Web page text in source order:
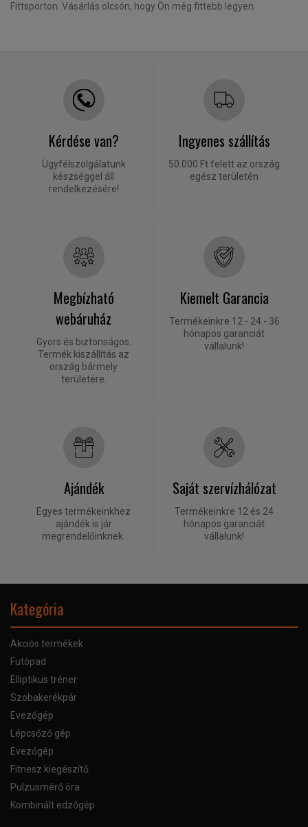
Fittsporton. Vásárlás olcsón, hogy Ön még fittebb legyen.
Kérdése van?
Ügyfélszolgálatunk
készséggel áll
rendelkezésére!
Ingyenes szállítás
50.000 Ft felett az ország
egész területén
Megbízható
webáruház
Gyors és biztonságos.
Termék kiszállítás az
ország bármely
területére.
Kiemelt Garancia
Termékeinkre 12 - 24 - 36
hónapos garanciát
vállalunk!
Ajándék
Egyes termékeinkhez
ajándék is jár
megrendelőinknek.
Saját szervízhálózat
Termékeinkre 12 és 24
hónapos garanciát
vállalunk!
Kategória
Akciós termékek
Futópad
Elliptikus tréner
Szobakerékpár
Evezőgép
Lépcsőző gép
Evezőgép
Fitnesz kiegészítő
Pulzusmérő óra
Kombinált edzőgép